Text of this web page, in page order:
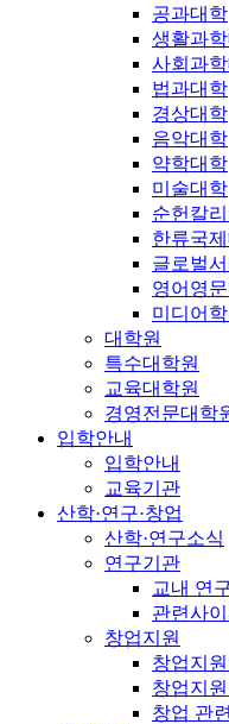
공과대학
생활과
사회과
법과대학
경상대학
음악대학
약학대학
미술대학
순헌칼리
한류국
글로벌
영어영
미디어
대학원
특수대학원
교육대학원
경영전문대학
입학안내
입학안내
교육기관
산학·연구·창업
산학·연구소식
연구기관
교내 연
관련사
창업지원
창업지
창업지
창업 관